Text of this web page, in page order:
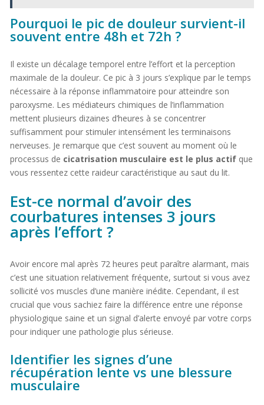
Pourquoi le pic de douleur survient-il
souvent entre 48h et 72h ?
Il existe un décalage temporel entre l’effort et la perception
maximale de la douleur. Ce pic à 3 jours s’explique par le temps
nécessaire à la réponse inflammatoire pour atteindre son
paroxysme. Les médiateurs chimiques de l’inflammation
mettent plusieurs dizaines d’heures à se concentrer
suffisamment pour stimuler intensément les terminaisons
nerveuses. Je remarque que c’est souvent au moment où le
processus de cicatrisation musculaire est le plus actifque
vous ressentez cette raideur caractéristique au saut du lit.
Est-ce normal d’avoir des
courbatures intenses 3 jours
après l’effort ?
Avoir encore mal après 72 heures peut paraître alarmant, mais
c’est une situation relativement fréquente, surtout si vous avez
sollicité vos muscles d’une manière inédite. Cependant, il est
crucial que vous sachiez faire la différence entre une réponse
physiologique saine et un signal d’alerte envoyé par votre corps
pour indiquer une pathologie plus sérieuse.
Identifier les signes d’une
récupération lente vs une blessure
musculaire